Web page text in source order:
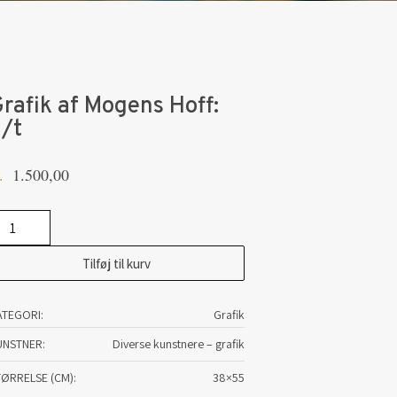
af Mogens Hoff:
t
1.500,00
Tilføj til kurv
Grafik
Diverse kunstnere – grafik
(CM) 38×55